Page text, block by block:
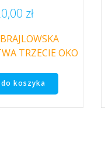
zł
TRZECIE OKO
koszyka